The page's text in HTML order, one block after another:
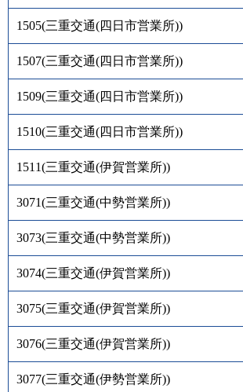
1505(三重交通(四日市営業所))
1507(三重交通(四日市営業所))
1509(三重交通(四日市営業所))
1510(三重交通(四日市営業所))
1511(三重交通(伊賀営業所))
3071(三重交通(中勢営業所))
3073(三重交通(中勢営業所))
3074(三重交通(伊賀営業所))
3075(三重交通(伊賀営業所))
3076(三重交通(伊賀営業所))
3077(三重交通(伊勢営業所))